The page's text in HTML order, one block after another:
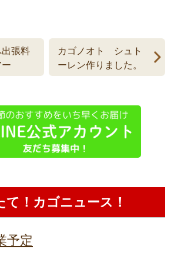
張料
カゴノオト シュト
ーレン作りました。
て！カゴニュース！
予定